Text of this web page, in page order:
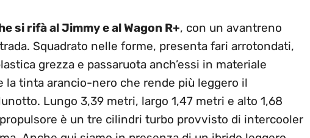
si rifà al Jimmy e al Wagon R+, con un avantreno
Squadrato nelle forme, presenta fari arrotondati,
grezza e passaruota anch’essi in materiale
la tinta arancio-nero che rende più leggero il
Lungo 3,39 metri, largo 1,47 metri e alto 1,68
è un tre cilindri turbo provvisto di intercooler